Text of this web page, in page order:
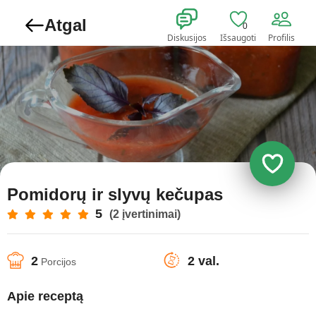
Atgal
Diskusijos
0
Išsaugoti Profilis
Pomidorų ir slyvų kečupas
5 (2 įvertinimai)
2 Porcijos 2 val.
Apie receptą